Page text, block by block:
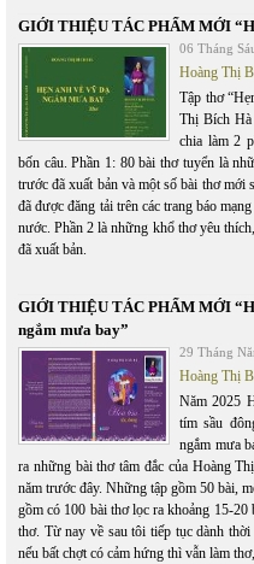
GIỚI THIỆU TÁC PHẨM MỚI
06 Tháng
Hoàng Thị
Tập thơ
Thị Bích Hà
chia làm 2
bốn câu. Phần 1: 80 bài thơ tuyển là
trước đã xuất bản và một số bài thơ mới
đã được đăng tải trên các trang báo
nước. Phần 2 là những khổ thơ yêu
đã xuất bản.
GIỚI THIỆU TÁC PHẨM MỚI
ngắm mưa bay”
29 Tháng
Hoàng Thị
Năm 2025
tím sầu
ngắm mưa
ra những bài thơ tâm đắc của Hoàng
năm trước đây. Những tập gồm 50 bài,
gồm có 100 bài thơ lọc ra khoảng 15-
thơ. Từ nay về sau tôi tiếp tục dành
nếu bất chợt có cảm hứng thì vẫn làm